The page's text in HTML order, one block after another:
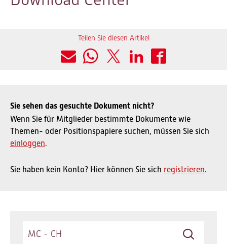
Teilen Sie diesen Artikel
Sie sehen das gesuchte Dokument nicht?
Wenn Sie für Mitglieder bestimmte Dokumente wie
Themen- oder Positionspapiere suchen, müssen Sie sich
einloggen.
Sie haben kein Konto? Hier können Sie sich registrieren.